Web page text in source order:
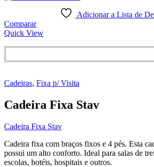
Adicionar a Lista de
Comparar
Quick View
Cadeiras, Fixa p/ Visita
Cadeira Fixa Stav
Cadeira Fixa Stav
Cadeira fixa com braços fixos e 4 pés. Esta
possui um alto conforto. Ideal para salas de
escolas, hotéis, hospitais e outros.